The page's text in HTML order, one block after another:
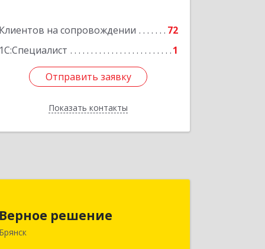
Клиентов на сопровождении
72
1С:Специалист
1
Отправить заявку
Показать контакты
Отправить заявку
Назад
Верное решение
Брянск
241035, Брянская обл, Брянск г,